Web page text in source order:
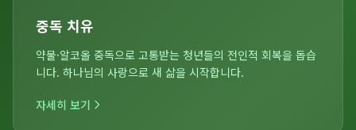
중독 치유
약물·알코올 중독으로 고통받는 청년들의 전인적 회복을 돕습
니다. 하나님의 사랑으로 새 삶을 시작합니다.
자세히 보기